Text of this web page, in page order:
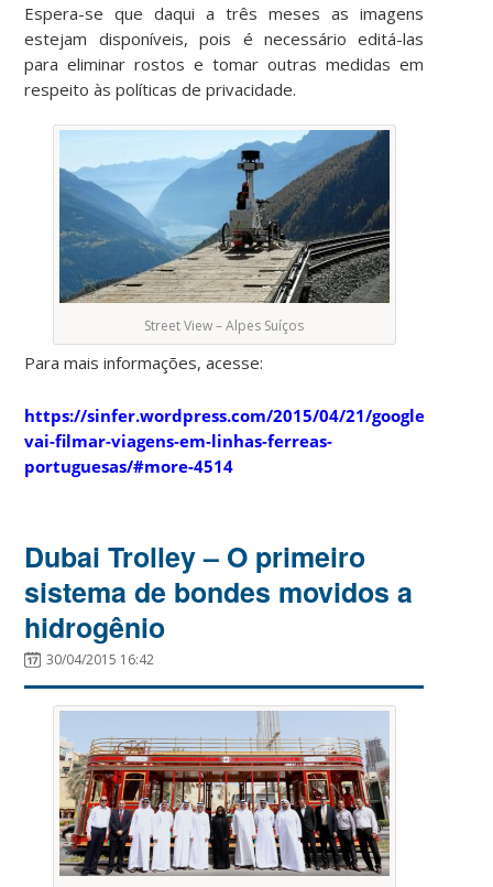
Espera-se que daqui a três meses as imagens
estejam disponíveis, pois é necessário editá-las
para eliminar rostos e tomar outras medidas em
respeito às políticas de privacidade.
Street View – Alpes Suíços
Para mais informações, acesse:
https://sinfer.wordpress.com/2015/04/21/google-
vai-filmar-viagens-em-linhas-ferreas-
portuguesas/#more-4514
Dubai Trolley – O primeiro
sistema de bondes movidos a
hidrogênio
30/04/2015 16:42